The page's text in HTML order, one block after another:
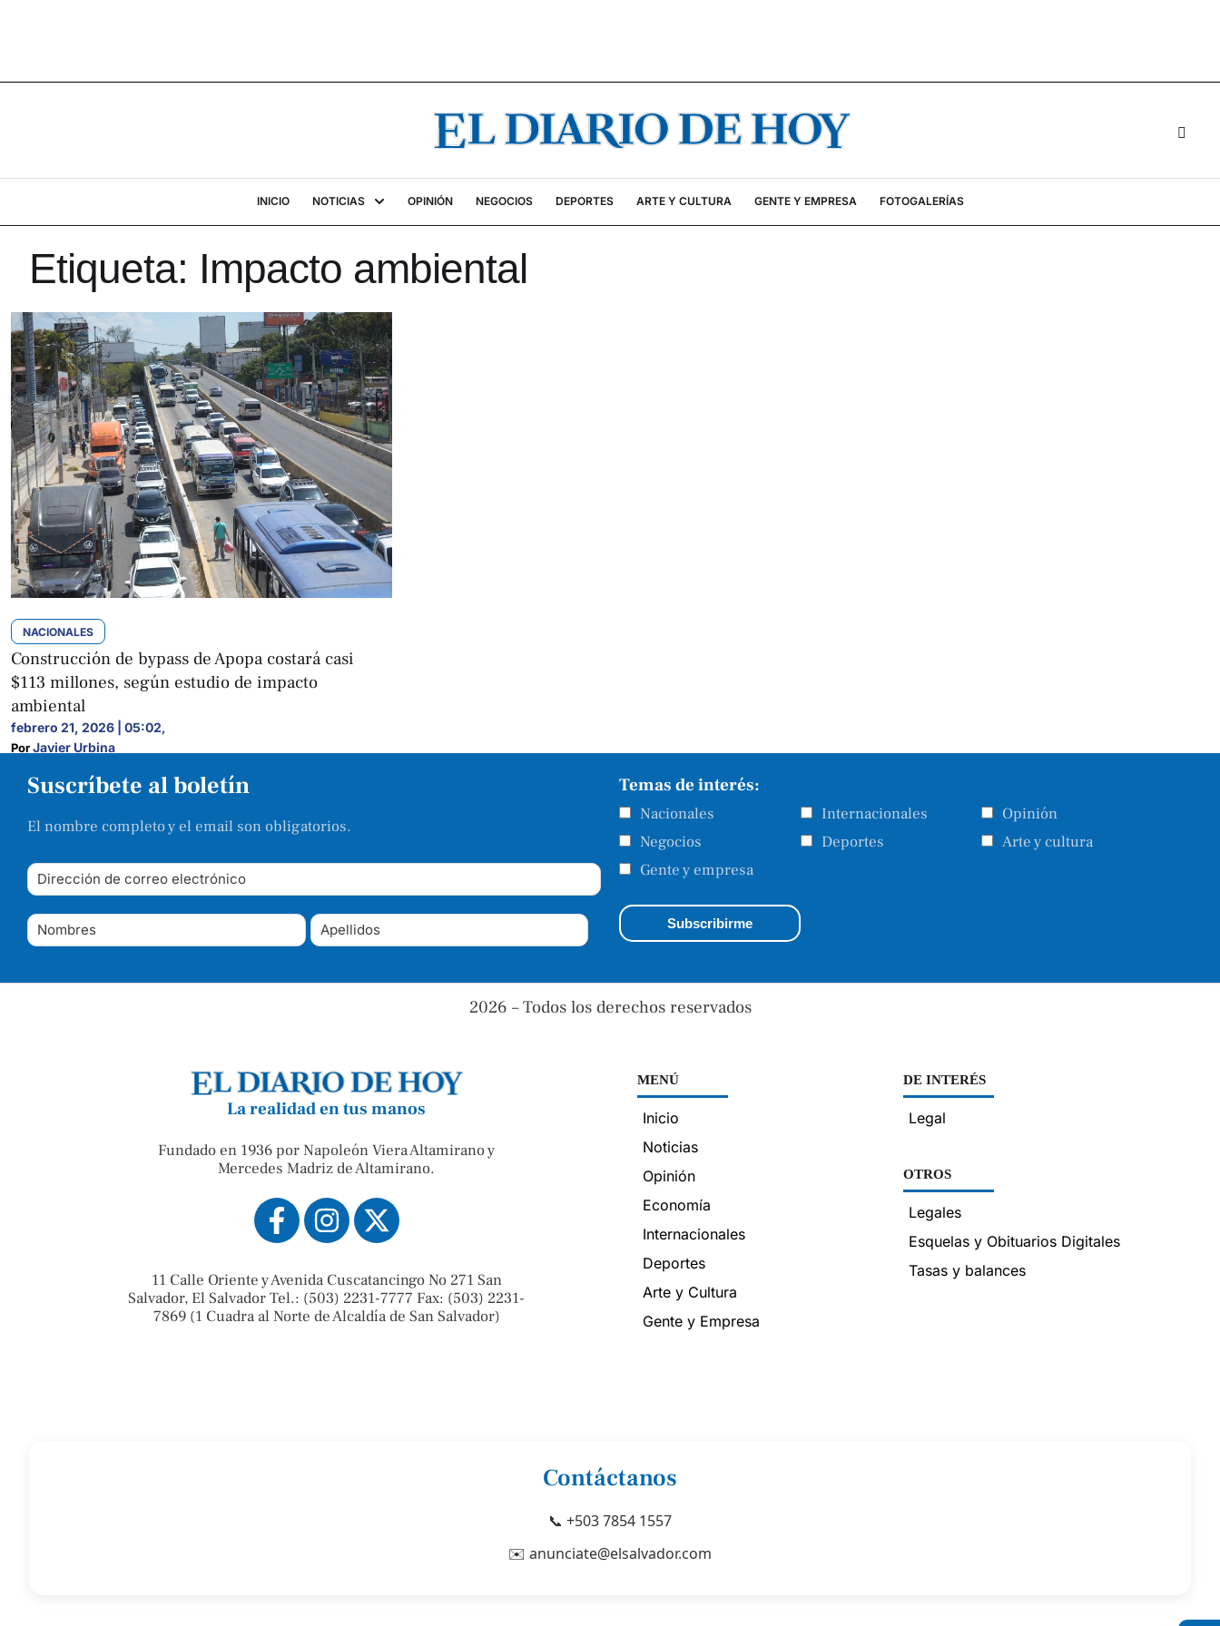
INICIO NOTICIAS OPINIÓN NEGOCIOS DEPORTES ARTE Y CULTURA GENTE Y EMPRESA FOTOGALERÍAS
Etiqueta: Impacto ambiental
NACIONALES
Construcción de bypass de Apopa costará casi
$113 millones, según estudio de impacto
ambiental
febrero 21, 2026 | 05:02,
Por Javier Urbina
Suscríbete al boletín
El nombre completo y el email son obligatorios.
Temas de interés:
Nacionales Internacionales
Opinión
Negocios
Deportes
Arte y cultura
Gente y empresa
2026 – Todos los derechos reservados
La realidad en tus manos
Fundado en 1936 por Napoleón Viera Altamirano y
Mercedes Madriz de Altamirano.
11 Calle Oriente y Avenida Cuscatancingo No 271 San
Salvador, El Salvador Tel.: (503) 2231-7777 Fax: (503) 2231-
7869 (1 Cuadra al Norte de Alcaldía de San Salvador)
MENÚ
Inicio
Noticias
Opinión
Economía
Internacionales
Deportes
Arte y Cultura
Gente y Empresa
DE INTERÉS
Legal
OTROS
Legales
Esquelas y Obituarios Digitales
Tasas y balances
Contáctanos
📞 +503 7854 1557
✉️ anunciate@elsalvador.com